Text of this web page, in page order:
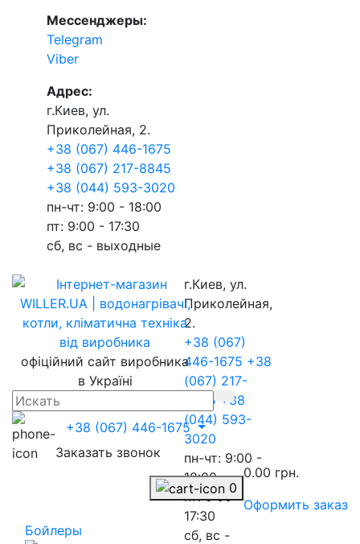
Мессенджеры:
Telegram
Viber
Адрес:
г.Киев, ул.
Приколейная, 2.
+38 (067) 446-1675
+38 (067) 217-8845
+38 (044) 593-3020
пн-чт: 9:00 - 18:00
пт: 9:00 - 17:30
сб, вс - выходные
г.Киев, ул.
Приколейная,
2.
+38 (067)
446-1675 +38
(067) 217-
8845 +38
(044) 593-
3020
пн-чт: 9:00 -
18:00
пт: 9:00 -
17:30
сб, вс -
офіційний сайт виробника
в Україні
+38 (067) 446-1675
Заказать звонок
0
0.00 грн.
Оформить заказ
Бойлеры